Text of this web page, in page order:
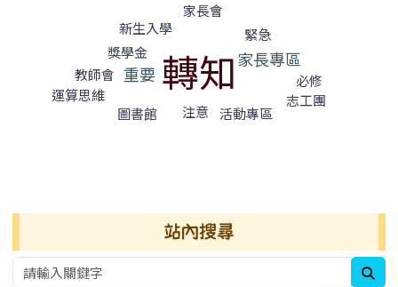
新生入學
家長會
獎學金
緊急
轉知
教師會 重要
家長專區
運算思維
必修
圖書館
注意 活動專區
志工團
站內搜尋